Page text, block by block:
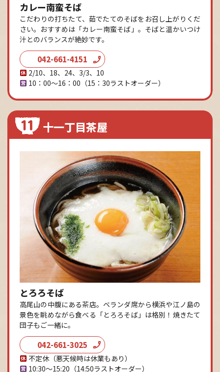
カレー南蛮そば
こだわりの打ちたて、茹でたてのそばをお召し上がりくだ
さい。おすすめは「カレー南蛮そば」。そばと温かいつけ
汁とのバランスが絶妙です。
042-661-4151
2/10、18、24、3/3、10
10：00～16：00 （15：30ラストオーダー）
十一丁目茶屋
とろろそば
高尾山の中腹にある茶店。ベランダ席から横浜や江ノ島の
景色を眺めながら食べる「とろろそば」は格別！焼きたて
団子もご一緒に。
042-661-3025
不定休（悪天候時は休業もあり）
10:30～15:20 （14:50ラストオーダー）